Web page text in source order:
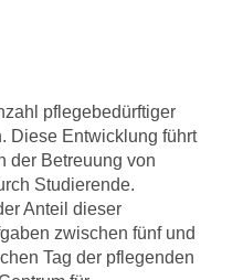
pflegebedürftiger
Diese Entwicklung führt
der Betreuung von
Studierende.
Anteil dieser
zwischen fünf und
Tag der pflegenden